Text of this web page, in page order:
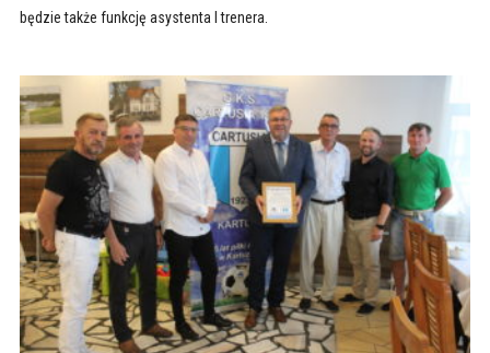
będzie także funkcję asystenta I trenera.